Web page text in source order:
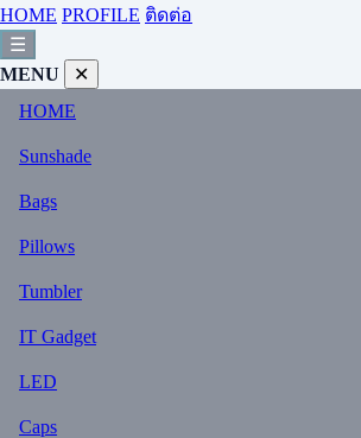
HOME PROFILE ติดต่อ
☰
MENU
✕
HOME
Sunshade
Bags
Pillows
Tumbler
IT Gadget
LED
Caps